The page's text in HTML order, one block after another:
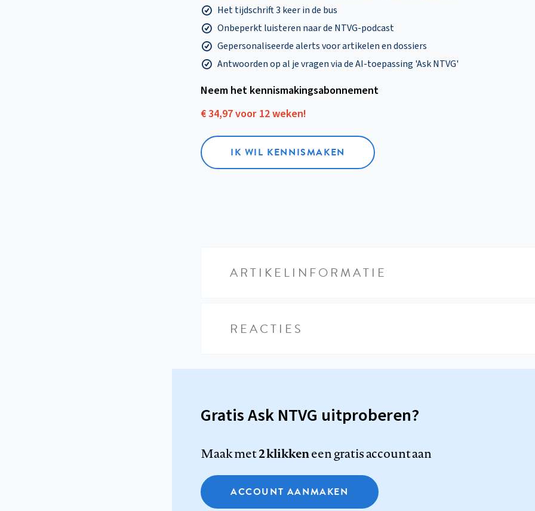
Het tijdschrift 3 keer in de bus
Onbeperkt luisteren naar de NTVG-podcast
Gepersonaliseerde alerts voor artikelen en dossiers
Antwoorden op al je vragen via de AI-toepassing 'Ask NTVG'
Neem het kennismakings­abonnement
€ 34,97 voor 12 weken!
IK WIL KENNISMAKEN
ARTIKELINFORMATIE
REACTIES
Gratis Ask NTVG uitproberen?
Maak met2 klikkeneen gratis account aan
ACCOUNT AANMAKEN